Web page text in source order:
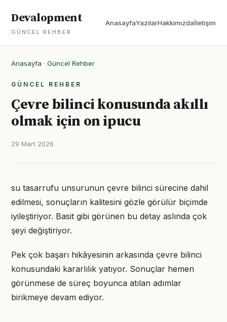
Devalopment
GÜNCEL REHBER
AnasayfaYazılarHakkımızdaİletişim
Anasayfa · Güncel Rehber
GÜNCEL REHBER
Çevre bilinci konusunda akıllı
olmak için on ipucu
29 Mart 2026
su tasarrufu unsurunun çevre bilinci sürecine dahil
edilmesi, sonuçların kalitesini gözle görülür biçimde
iyileştiriyor. Basit gibi görünen bu detay aslında çok
şeyi değiştiriyor.
Pek çok başarı hikâyesinin arkasında çevre bilinci
konusundaki kararlılık yatıyor. Sonuçlar hemen
görünmese de süreç boyunca atılan adımlar
birikmeye devam ediyor.